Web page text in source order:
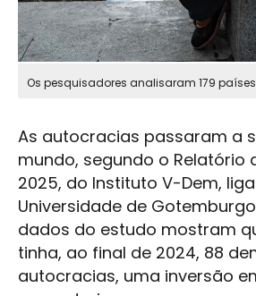
Os pesquisadores analisaram 179
As autocracias passaram a
mundo, segundo o Relatório
2025, do Instituto V-Dem,
Universidade de
dados do estudo mostram
tinha, ao final de 2024, 88
autocracias, uma inversão